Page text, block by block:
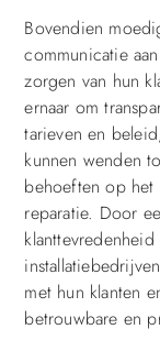
Bovendien
communicatie
zorgen van hun
ernaar om
tarieven en
kunnen wenden
behoeften op het
reparatie. Door
met hun klanten
betrouwbare en